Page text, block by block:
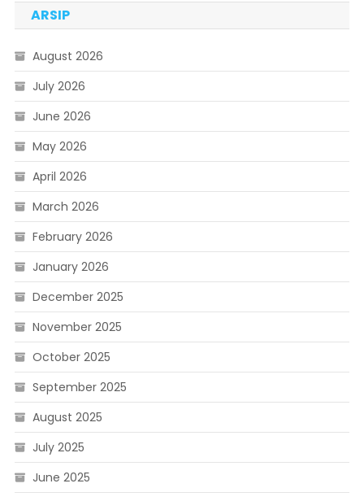
ARSIP
August 2026
July 2026
June 2026
May 2026
April 2026
March 2026
February 2026
January 2026
December 2025
November 2025
October 2025
September 2025
August 2025
July 2025
June 2025